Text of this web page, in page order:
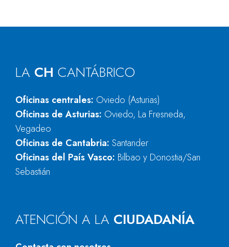
LA CH CANTÁBRICO
Oficinas centrales: Oviedo (Asturias)
Oficinas de Asturias: Oviedo, La Fresneda,
Vegadeo
Oficinas de Cantabria: Santander
Oficinas del País Vasco: Bilbao y Donostia/San
Sebastián
ATENCIÓN A LA CIUDADANÍA